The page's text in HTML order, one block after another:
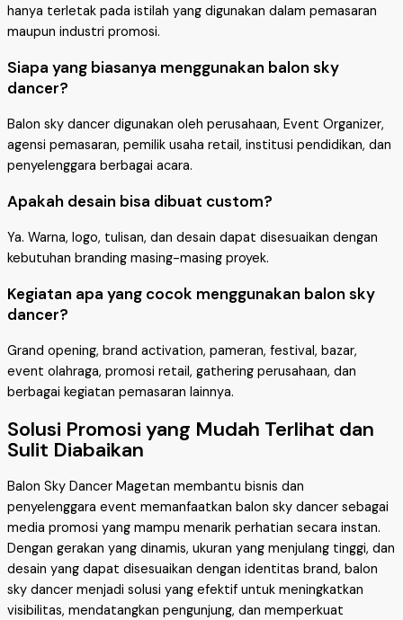
hanya terletak pada istilah yang digunakan dalam pemasaran
maupun industri promosi.
Siapa yang biasanya menggunakan balon sky
dancer?
Balon sky dancer digunakan oleh perusahaan, Event Organizer,
agensi pemasaran, pemilik usaha retail, institusi pendidikan, dan
penyelenggara berbagai acara.
Apakah desain bisa dibuat custom?
Ya. Warna, logo, tulisan, dan desain dapat disesuaikan dengan
kebutuhan branding masing-masing proyek.
Kegiatan apa yang cocok menggunakan balon sky
dancer?
Grand opening, brand activation, pameran, festival, bazar,
event olahraga, promosi retail, gathering perusahaan, dan
berbagai kegiatan pemasaran lainnya.
Solusi Promosi yang Mudah Terlihat dan
Sulit Diabaikan
Balon Sky Dancer Magetan membantu bisnis dan
penyelenggara event memanfaatkan balon sky dancer sebagai
media promosi yang mampu menarik perhatian secara instan.
Dengan gerakan yang dinamis, ukuran yang menjulang tinggi, dan
desain yang dapat disesuaikan dengan identitas brand, balon
sky dancer menjadi solusi yang efektif untuk meningkatkan
visibilitas, mendatangkan pengunjung, dan memperkuat